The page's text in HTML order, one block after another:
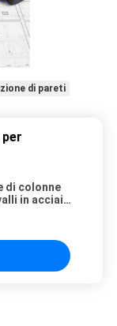
di pareti
di colonne
in acciaio